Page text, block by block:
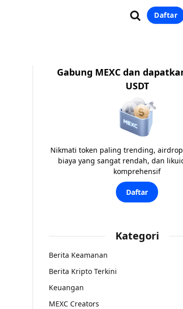
Daftar
Gabung MEXC dan
USDT
Nikmati token paling trending,
biaya yang sangat rendah, dan
komprehensif
Daftar
Kategori
Berita Keamanan
Berita Kripto Terkini
Keuangan
MEXC Creators